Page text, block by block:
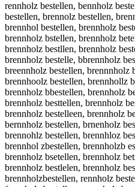
rennholz bestellen, bennholz
bestellen, brennolz bestellen,
brennhol bestellen, brennholz
brennholz bstellen, brennholz
brennholz bestllen, brennholz
brennholz bestelle, bbrennholz
breennholz bestellen, brennnholz
brennhoolz bestellen, brennhollz
brennholz bbestellen, brennholz
brennholz besttellen, brennholz
brennholz bestelleen, brennholz
bernnholz bestellen, brnenholz
brennohlz bestellen, brennhloz
brennhol zbestellen, brennholzb
brennholz bsetellen, brennholz
brennholz bestlelen, brennholz
brennholzbestellen, rennholz